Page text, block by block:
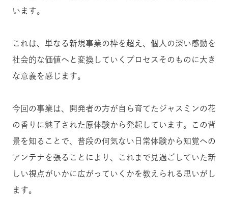
います。
これは、単なる新規事業の枠を超え、個人の深い感動を
社会的な価値へと変換していくプロセスそのものに大き
な意義を感じます。
今回の事業は、開発者の方が自ら育てたジャスミンの花
の香りに魅了された原体験から発起しています。この背
景を知ることで、普段の何気ない日常体験から知覚への
アンテナを張ることにより、これまで見過ごしていた新
しい視点がいかに広がっていくかを教えられる思いがし
ます。